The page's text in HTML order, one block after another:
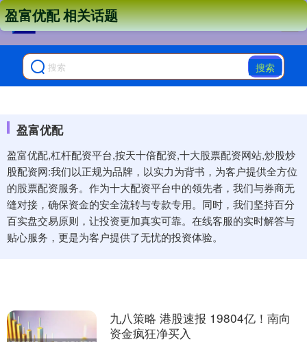
搜索
盈富优配
盈富优配,杠杆配资平台,按天十倍配资,十大股票配资网站,炒股炒
股配资网:我们以正规为品牌，以实力为背书，为客户提供全方位
的股票配资服务。作为十大配资平台中的领先者，我们与券商无
缝对接，确保资金的安全流转与专款专用。同时，我们坚持百分
百实盘交易原则，让投资更加真实可靠。在线客服的实时解答与
贴心服务，更是为客户提供了无忧的投资体验。
盈富优配 相关话题
九八策略 港股速报 19804亿！南向
资金疯狂净买入